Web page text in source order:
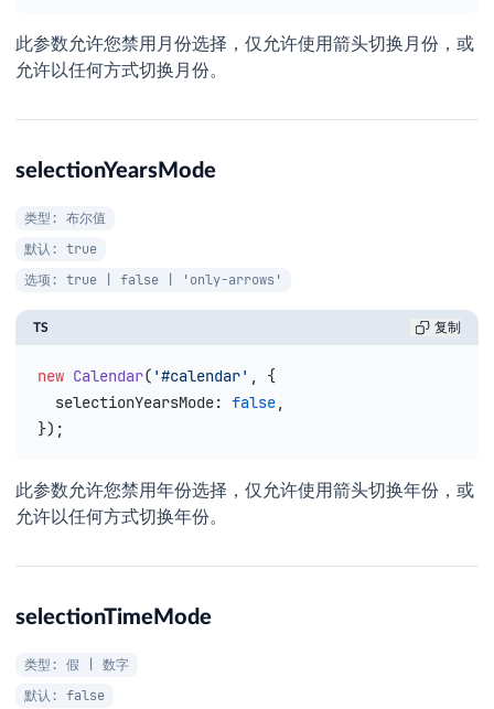
此参数允许您禁用月份选择，仅允许使用箭头切换月份，或
允许以任何方式切换月份。
selectionYearsMode
类型: 布尔值
默认: true
选项: true | false | 'only-arrows'
TS 复制
new Calendar( '#calendar' , {
  selectionYearsMode
: false,
});
此参数允许您禁用年份选择，仅允许使用箭头切换年份，或
允许以任何方式切换年份。
selectionTimeMode
类型: 假 | 数字
默认: false